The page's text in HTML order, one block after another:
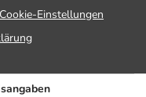
Cookie-Einstellungen